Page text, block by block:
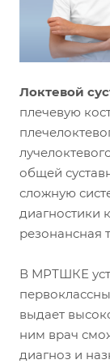
Локтевой
плечевую
общей
сложную
диагностики
резонансная
В МРТШКЕ
выдает
ним врач
диагноз и